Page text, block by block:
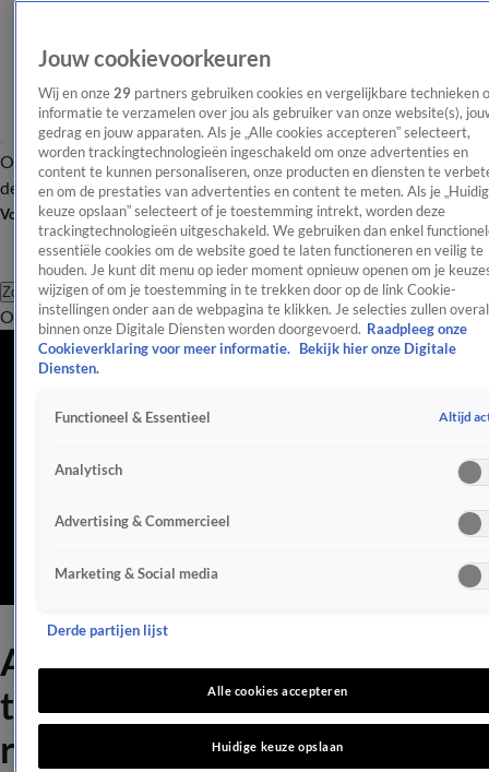
OverzichtAfleveringen Entertainment TV Algemeen
Tip
de redactieNieuwsbrief
Volg Shownieuws
Zoeken
OverzichtEntertainmentSpraakmakendRealityCrimeVideo's
André Rieu open over heftige
tegenslag: '36 miljoen in het
rood'
Jouw cookievoorkeuren
Wij en onze 29 partners gebruiken cookies en vergelijkbare technieken
informatie te verzamelen over jou als gebruiker van onze website(s),
gedrag en jouw apparaten. Als je „Alle cookies accepteren” selecteert,
worden trackingtechnologieën ingeschakeld om onze advertenties en
content te kunnen personaliseren, onze producten en diensten te
en om de prestaties van advertenties en content te meten. Als je
keuze opslaan” selecteert of je toestemming intrekt, worden deze
trackingtechnologieën uitgeschakeld. We gebruiken dan enkel
essentiële cookies om de website goed te laten functioneren en veilig te
houden. Je kunt dit menu op ieder moment opnieuw openen om je
wijzigen of om je toestemming in te trekken door op de link Cookie-
instellingen onder aan de webpagina te klikken. Je selecties zullen overal
binnen onze Digitale Diensten worden doorgevoerd. Raadpleeg onze
Cookieverklaring voor meer informatie.
Bekijk hier onze Digitale
Diensten.
Functioneel & Essentieel Altijd
Analytisch
Advertising & Commercieel
Marketing & Social media
Derde partijen lijst
Alle cookies accepteren
Huidige keuze opslaan